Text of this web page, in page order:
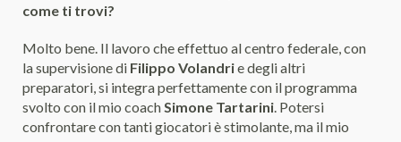
come ti trovi?
Molto bene. Il lavoro che effettuo al centro federale, con
la supervisione di Filippo Volandrie degli altri
preparatori, si integra perfettamente con il programma
svolto con il mio coachSimone Tartarini. Potersi
confrontare con tanti giocatori è stimolante, ma il mio